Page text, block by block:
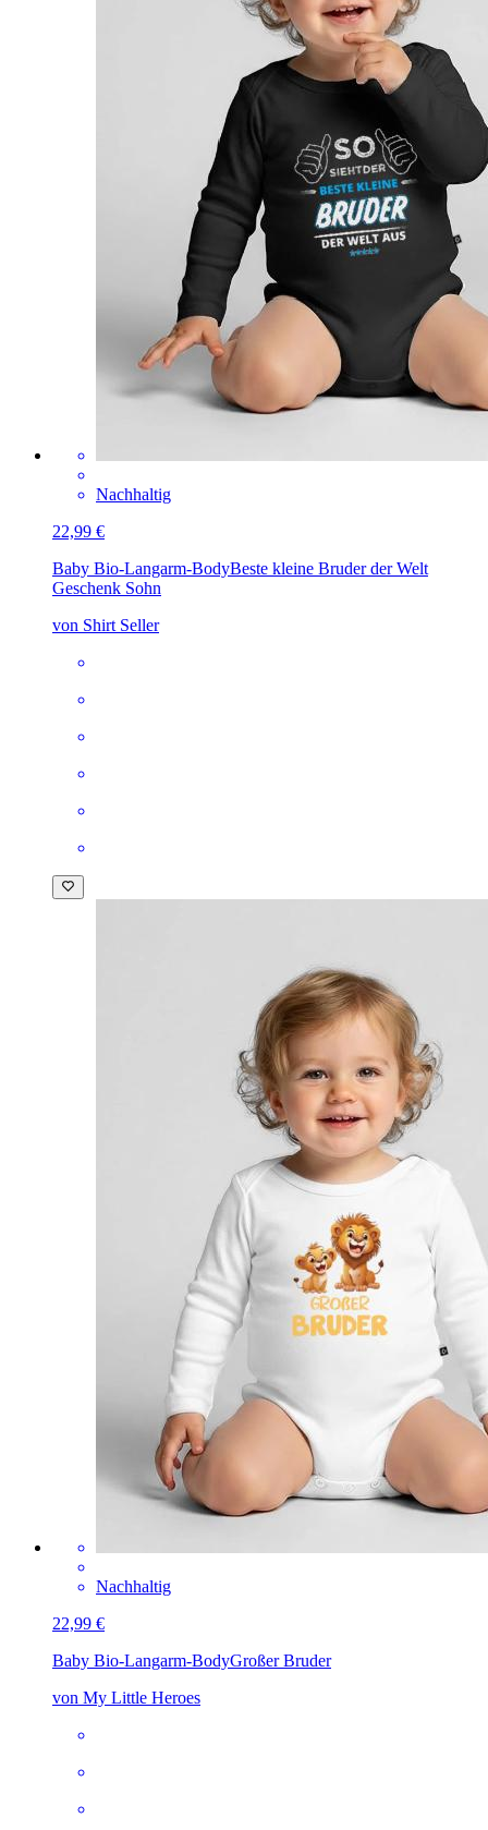
Nachhaltig
22,99 €
Baby Bio-Langarm-BodyBeste kleine Bruder der Welt
Geschenk Sohn
von Shirt Seller
Nachhaltig
22,99 €
Baby Bio-Langarm-BodyGroßer Bruder
von My Little Heroes